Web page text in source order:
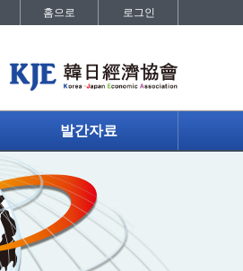
홈으로 로그인
발간자료